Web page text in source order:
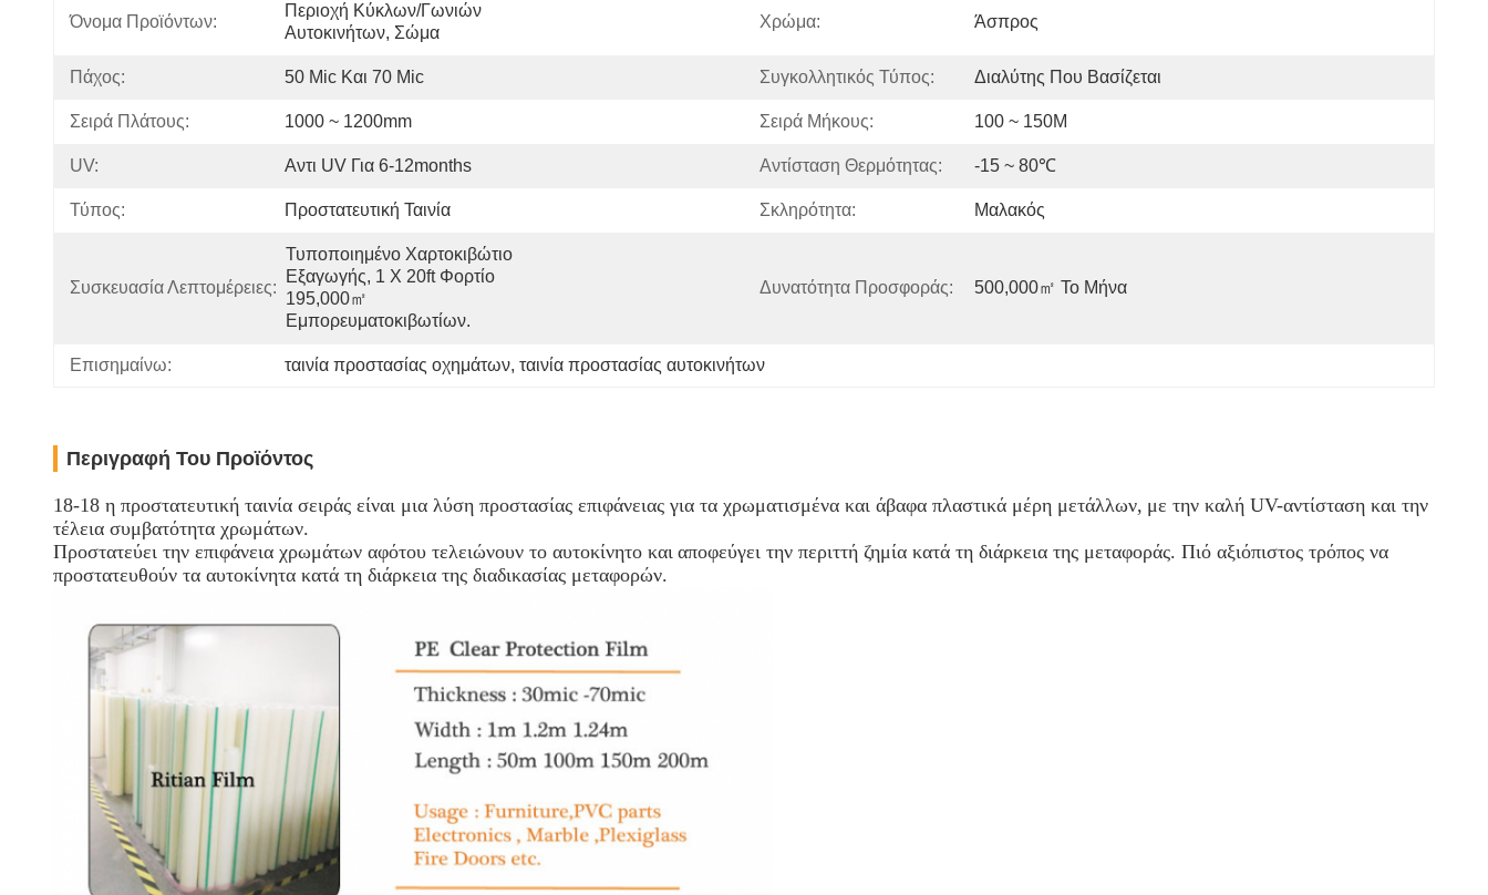
Όνομα Προϊόντων:
Περιοχή Κύκλων/γωνιών
Αυτοκινήτων, Σώμα
Χρώμα: Άσπρος
Πάχος: 50 Mic Και 70 Mic Συγκολλητικός Τύπος: Διαλύτης Που Βασίζεται
Σειρά Πλάτους: 1000 ~ 1200mm Σειρά Μήκους: 100 ~ 150M
UV: Αντι UV Για 6-12months Αντίσταση Θερμότητας: -15 ~ 80℃
Τύπος: Προστατευτική Ταινία Σκληρότητα: Μαλακός
Συσκευασία Λεπτομέρειες:
Τυποποιημένο Χαρτοκιβώτιο
Εξαγωγής, 1 X 20ft Φορτίο
195,000㎡
Εμπορευματοκιβωτίων.
Δυνατότητα Προσφοράς: 500,000㎡ Το Μήνα
Επισημαίνω: ταινία προστασίας οχημάτων, ταινία προστασίας αυτοκινήτων
Περιγραφή Του Προϊόντος
18-18 η προστατευτική ταινία σειράς είναι μια λύση προστασίας επιφάνειας για τα χρωματισμένα και άβαφα πλαστικά μέρη μετάλλων, με την καλή UV-αντίσταση και την
τέλεια συμβατότητα χρωμάτων.
Προστατεύει την επιφάνεια χρωμάτων αφότου τελειώνουν το αυτοκίνητο και αποφεύγει την περιττή ζημία κατά τη διάρκεια της μεταφοράς. Πιό αξιόπιστος τρόπος να
προστατευθούν τα αυτοκίνητα κατά τη διάρκεια της διαδικασίας μεταφορών.